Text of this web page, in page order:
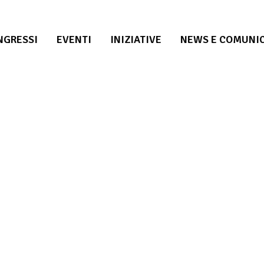
EVENTI INIZIATIVE NEWS E